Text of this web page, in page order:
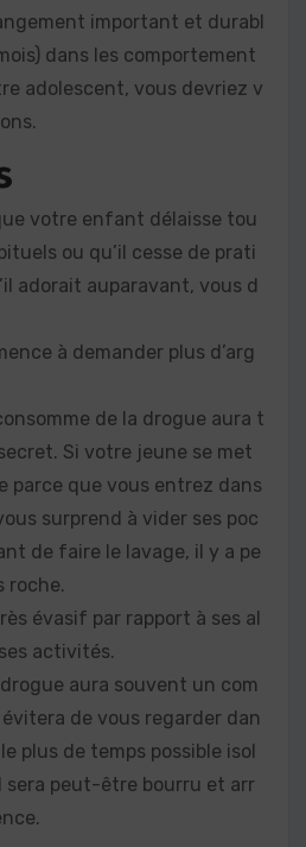
important et durabl
dans les comportement
adolescent, vous devriez v
votre enfant délaisse tou
ou qu’il cesse de prati
adorait auparavant, vous d
à demander plus d’arg
de la drogue aura t
Si votre jeune se met
parce que vous entrez dans
surprend à vider ses poc
de faire le lavage, il y a pe
roche.
évasif par rapport à ses al
activités.
aura souvent un com
de vous regarder dan
plus de temps possible isol
sera peut-être bourru et arr